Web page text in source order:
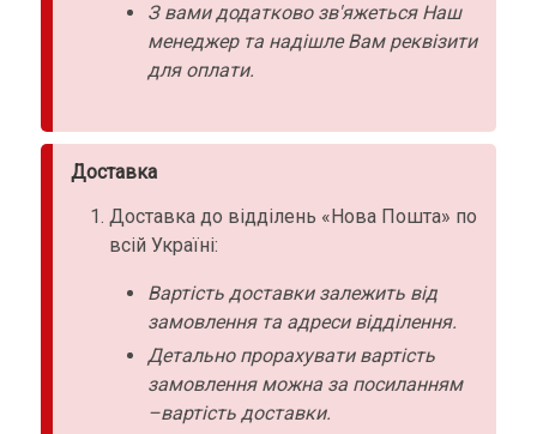
З вами додатково зв'яжеться Наш
менеджер та надішле Вам реквізити
для оплати.
Доставка
Доставка до відділень «Нова Пошта» по
всій Україні:
Вартість доставки залежить від
замовлення та адреси відділення.
Детально прорахувати вартість
замовлення можна за посиланням
–вартість доставки.